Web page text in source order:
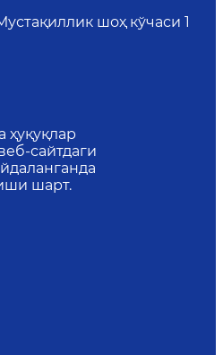
шоҳ кўчаси 1
ҳуқуқлар
сайтдаги
шарт.